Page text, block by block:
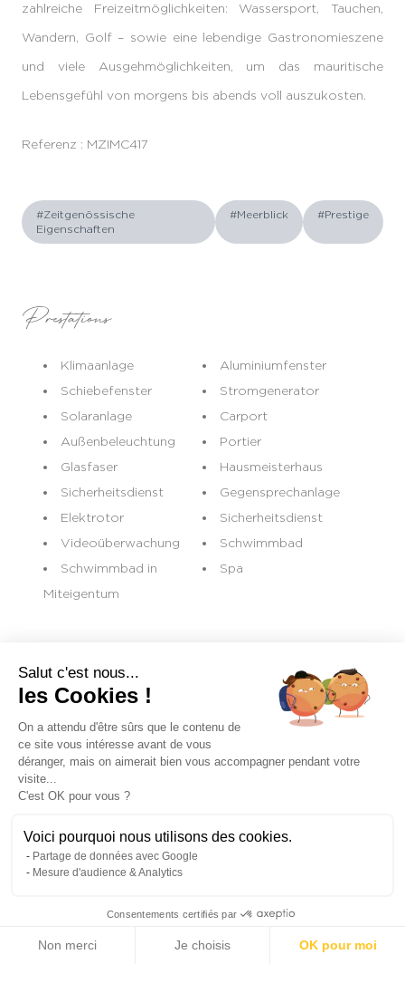
zahlreiche Freizeitmöglichkeiten: Wassersport, Tauchen,
Wandern, Golf – sowie eine lebendige Gastronomieszene
und viele Ausgehmöglichkeiten, um das mauritische
Lebensgefühl von morgens bis abends voll auszukosten.
Referenz : MZIMC417
#Zeitgenössische
Eigenschaften
#Meerblick #Prestige
Prestations
Klimaanlage
Aluminiumfenster
Schiebefenster
Stromgenerator
Solaranlage
Carport
Außenbeleuchtung
Portier
Glasfaser
Hausmeisterhaus
Sicherheitsdienst
Gegensprechanlage
Elektrotor
Sicherheitsdienst
Videoüberwachung
Schwimmbad
Schwimmbad in
Miteigentum
Spa
Contact
VOUS AUSSI VENDEZ VOTRE BIEN AVEC MICHAËL
ZINGRAF REAL ESTATE
Salut c'est nous...
les Cookies !
On a attendu d'être sûrs que le contenu de
ce site vous intéresse avant de vous
déranger, mais on aimerait bien vous accompagner pendant votre
visite...
C'est OK pour vous ?
Voici pourquoi nous utilisons des cookies.
Partage de données avec Google
Mesure d'audience & Analytics
Consentements certifiés par
Non merci Je choisis
OK pour moi